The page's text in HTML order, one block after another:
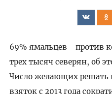
69% ямальцев - против
трех тысяч северян, об
Число желающих
взяток с 2013 года